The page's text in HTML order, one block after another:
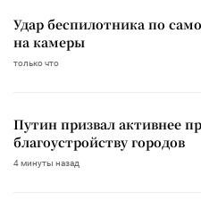
Удар беспилотника по
на камеры
только что
Путин призвал активнее
благоустройству городов
4 минуты назад